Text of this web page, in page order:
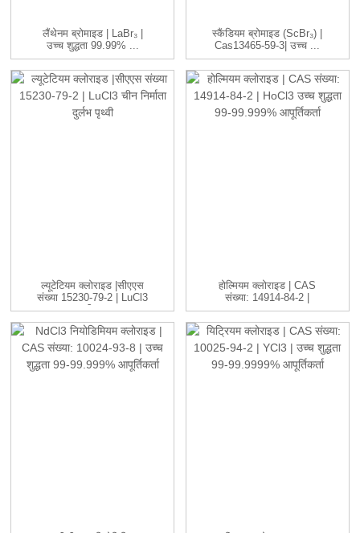
लैंथेनम ब्रोमाइड | LaBr₃ |
उच्च शुद्धता 99.99% ...
स्कैंडियम ब्रोमाइड (ScBr₃) |
Cas13465-59-3| उच्च ...
ल्यूटेटियम क्लोराइड |सीएएस
संख्या 15230-79-2 | LuCl3
सी...
होल्मियम क्लोराइड | CAS
संख्या: 14914-84-2 |
HoCl3 ...